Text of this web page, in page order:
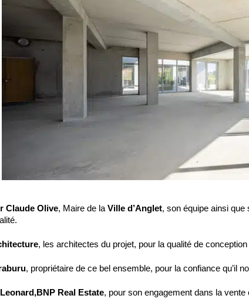
Claude Olive, Maire de la Ville d’Anglet, son équipe ainsi
, les architectes du projet, pour la qualité de
, propriétaire de ce bel ensemble, pour la confiance qu’il
BNP Real Estate, pour son engagement dans la